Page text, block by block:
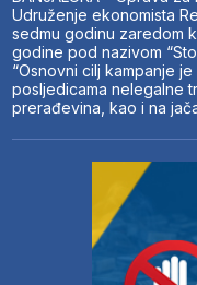
Udruženje ekonomista
sedmu godinu zaredom
godine pod nazivom
“Osnovni cilj kampanje
posljedicama nelegalne
prerađevina, kao i na